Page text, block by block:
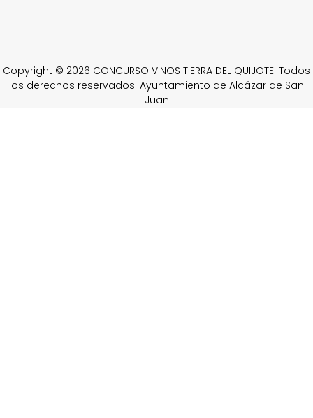
Copyright © 2026 CONCURSO VINOS TIERRA DEL QUIJOTE. Todos
los derechos reservados. Ayuntamiento de Alcázar de San
Juan